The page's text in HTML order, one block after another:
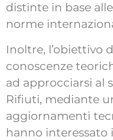
distinte in base
norme
Inoltre, l’obiettivo
conoscenze
ad approcciarsi al
Rifiuti, mediante
aggiornamenti
hanno interessato